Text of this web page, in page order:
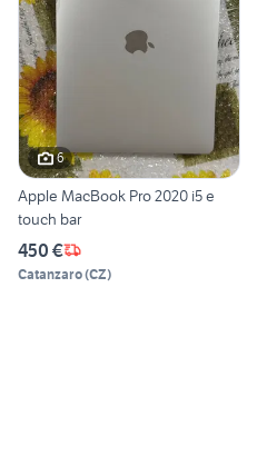
6
Apple MacBook Pro 2020 i5 e
touch bar
450 €
Catanzaro(CZ)